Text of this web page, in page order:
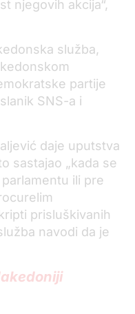
njegovih akcija“,
služba,
partije
SNS-a i
daje uputstva
sastajao „kada se
ili pre
prisluškivanih
navodi da je